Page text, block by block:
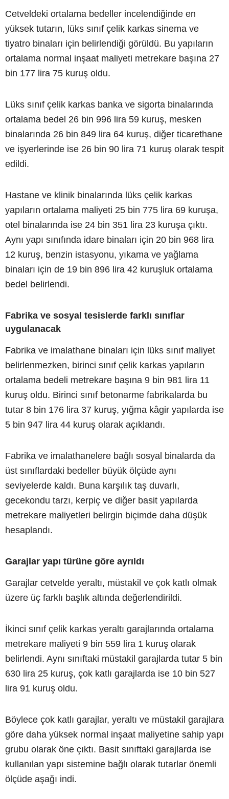
Cetveldeki ortalama bedeller incelendiğinde en
yüksek tutarın, lüks sınıf çelik karkas sinema ve
tiyatro binaları için belirlendiği görüldü. Bu yapıların
ortalama normal inşaat maliyeti metrekare başına 27
bin 177 lira 75 kuruş oldu.
Lüks sınıf çelik karkas banka ve sigorta binalarında
ortalama bedel 26 bin 996 lira 59 kuruş, mesken
binalarında 26 bin 849 lira 64 kuruş, diğer ticarethane
ve işyerlerinde ise 26 bin 90 lira 71 kuruş olarak tespit
edildi.
Hastane ve klinik binalarında lüks çelik karkas
yapıların ortalama maliyeti 25 bin 775 lira 69 kuruşa,
otel binalarında ise 24 bin 351 lira 23 kuruşa çıktı.
Aynı yapı sınıfında idare binaları için 20 bin 968 lira
12 kuruş, benzin istasyonu, yıkama ve yağlama
binaları için de 19 bin 896 lira 42 kuruşluk ortalama
bedel belirlendi.
Fabrika ve sosyal tesislerde farklı sınıflar
uygulanacak
Fabrika ve imalathane binaları için lüks sınıf maliyet
belirlenmezken, birinci sınıf çelik karkas yapıların
ortalama bedeli metrekare başına 9 bin 981 lira 11
kuruş oldu. Birinci sınıf betonarme fabrikalarda bu
tutar 8 bin 176 lira 37 kuruş, yığma kâgir yapılarda ise
5 bin 947 lira 44 kuruş olarak açıklandı.
Fabrika ve imalathanelere bağlı sosyal binalarda da
üst sınıflardaki bedeller büyük ölçüde aynı
seviyelerde kaldı. Buna karşılık taş duvarlı,
gecekondu tarzı, kerpiç ve diğer basit yapılarda
metrekare maliyetleri belirgin biçimde daha düşük
hesaplandı.
Garajlar yapı türüne göre ayrıldı
Garajlar cetvelde yeraltı, müstakil ve çok katlı olmak
üzere üç farklı başlık altında değerlendirildi.
İkinci sınıf çelik karkas yeraltı garajlarında ortalama
metrekare maliyeti 9 bin 559 lira 1 kuruş olarak
belirlendi. Aynı sınıftaki müstakil garajlarda tutar 5 bin
630 lira 25 kuruş, çok katlı garajlarda ise 10 bin 527
lira 91 kuruş oldu.
Böylece çok katlı garajlar, yeraltı ve müstakil garajlara
göre daha yüksek normal inşaat maliyetine sahip yapı
grubu olarak öne çıktı. Basit sınıftaki garajlarda ise
kullanılan yapı sistemine bağlı olarak tutarlar önemli
ölçüde aşağı indi.